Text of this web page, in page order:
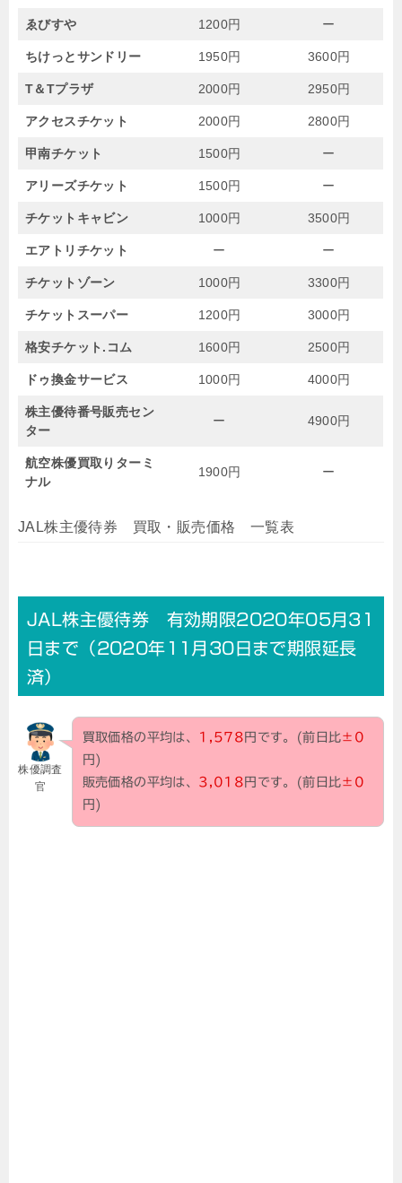
ゑびすや 1200円 ー
ちけっとサンドリー 1950円 3600円
T＆Tプラザ 2000円 2950円
アクセスチケット 2000円 2800円
甲南チケット 1500円 ー
アリーズチケット 1500円 ー
チケットキャビン 1000円 3500円
エアトリチケット ー ー
チケットゾーン 1000円 3300円
チケットスーパー 1200円 3000円
格安チケット.コム 1600円 2500円
ドゥ換金サービス 1000円 4000円
株主優待番号販売セン
ター
ー 4900円
航空株優買取りターミ
ナル
1900円 ー
JAL株主優待券 買取・販売価格 一覧表
JAL株主優待券 有効期限2020年05月31
日まで（2020年11月30日まで期限延長
済）
株優調査
官
買取価格の平均は、 1,578 円です。(前日比±0
円)
販売価格の平均は、 3,018 円です。(前日比±0
円)